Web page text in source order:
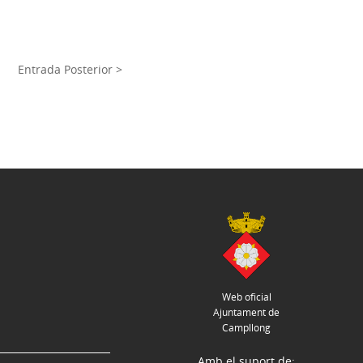
Entrada Posterior >
Web oficial
Ajuntament de
Campllong